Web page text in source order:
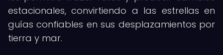
estacionales, convirtiendo a las estrellas en
guías confiables en sus desplazamientos por
tierra y mar.